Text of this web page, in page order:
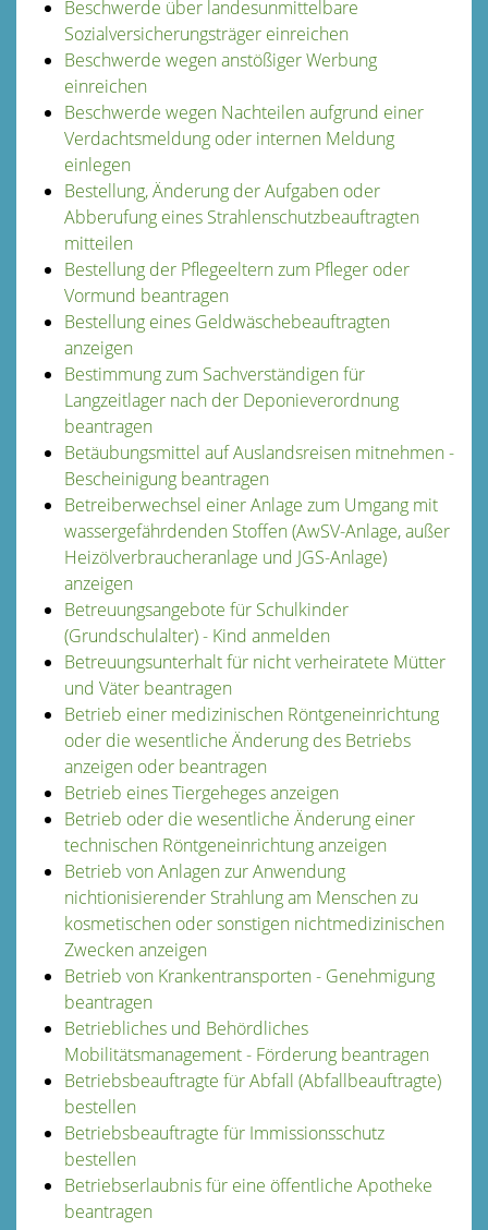
Beschwerde über landesunmittelbare
Sozialversicherungsträger einreichen
Beschwerde wegen anstößiger Werbung
einreichen
Beschwerde wegen Nachteilen aufgrund einer
Verdachtsmeldung oder internen Meldung
einlegen
Bestellung, Änderung der Aufgaben oder
Abberufung eines Strahlenschutzbeauftragten
mitteilen
Bestellung der Pflegeeltern zum Pfleger oder
Vormund beantragen
Bestellung eines Geldwäschebeauftragten
anzeigen
Bestimmung zum Sachverständigen für
Langzeitlager nach der Deponieverordnung
beantragen
Betäubungsmittel auf Auslandsreisen mitnehmen -
Bescheinigung beantragen
Betreiberwechsel einer Anlage zum Umgang mit
wassergefährdenden Stoffen (AwSV-Anlage, außer
Heizölverbraucheranlage und JGS-Anlage)
anzeigen
Betreuungsangebote für Schulkinder
(Grundschulalter) - Kind anmelden
Betreuungsunterhalt für nicht verheiratete Mütter
und Väter beantragen
Betrieb einer medizinischen Röntgeneinrichtung
oder die wesentliche Änderung des Betriebs
anzeigen oder beantragen
Betrieb eines Tiergeheges anzeigen
Betrieb oder die wesentliche Änderung einer
technischen Röntgeneinrichtung anzeigen
Betrieb von Anlagen zur Anwendung
nichtionisierender Strahlung am Menschen zu
kosmetischen oder sonstigen nichtmedizinischen
Zwecken anzeigen
Betrieb von Krankentransporten - Genehmigung
beantragen
Betriebliches und Behördliches
Mobilitätsmanagement - Förderung beantragen
Betriebsbeauftragte für Abfall (Abfallbeauftragte)
bestellen
Betriebsbeauftragte für Immissionsschutz
bestellen
Betriebserlaubnis für eine öffentliche Apotheke
beantragen